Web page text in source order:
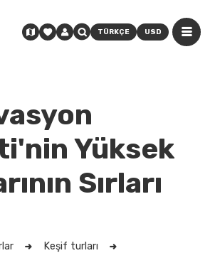
TÜRKÇE USD
Yüksek
Sırları
Keşif turları